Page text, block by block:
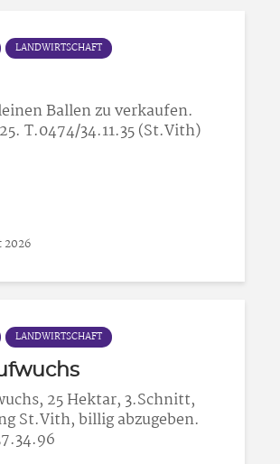
LANDWIRTSCHAFT
Ballen zu verkaufen.
T.0474/34.11.35 (St.Vith)
2026
LANDWIRTSCHAFT
25 Hektar, 3.Schnitt,
St.Vith, billig abzugeben.